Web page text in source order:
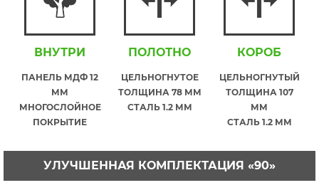
ВНУТРИ
ПАНЕЛЬ МДФ 12
ММ
МНОГОСЛОЙНОЕ
ПОКРЫТИЕ
ПОЛОТНО
ЦЕЛЬНОГНУТОЕ
ТОЛЩИНА 78 ММ
СТАЛЬ 1.2 ММ
КОРОБ
ЦЕЛЬНОГНУТЫЙ
ТОЛЩИНА 107
ММ
СТАЛЬ 1.2 ММ
УЛУЧШЕННАЯ КОМПЛЕКТАЦИЯ «90»